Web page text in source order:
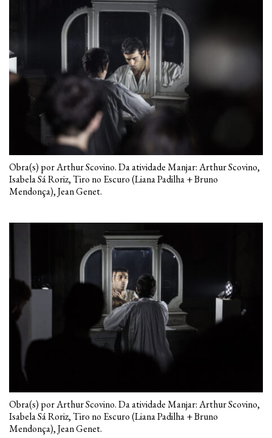
Obra(s) por Arthur Scovino. Da atividade Manjar: Arthur Scovino,
Isabela Sá Roriz, Tiro no Escuro (Liana Padilha + Bruno
Mendonça), Jean Genet.
Obra(s) por Arthur Scovino. Da atividade Manjar: Arthur Scovino,
Isabela Sá Roriz, Tiro no Escuro (Liana Padilha + Bruno
Mendonça), Jean Genet.